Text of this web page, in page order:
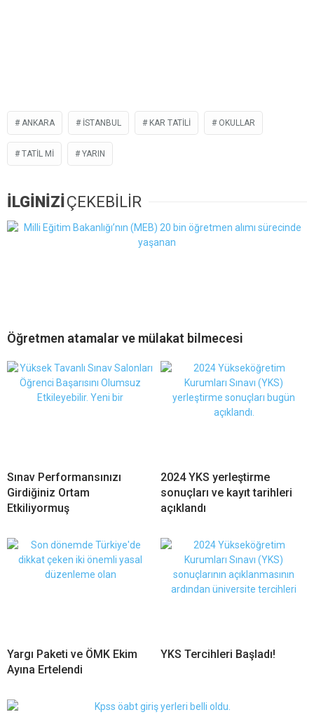
ANKARA İSTANBUL KAR TATİLİ OKULLAR
TATIL MI YARIN
İLGİNİZİ ÇEKEBİLİR
Öğretmen atamalar ve mülakat bilmecesi
Sınav Performansınızı
Girdiğiniz Ortam
Etkiliyormuş
2024 YKS yerleştirme
sonuçları ve kayıt tarihleri
açıklandı
Yargı Paketi ve ÖMK Ekim
Ayına Ertelendi
YKS Tercihleri Başladı!